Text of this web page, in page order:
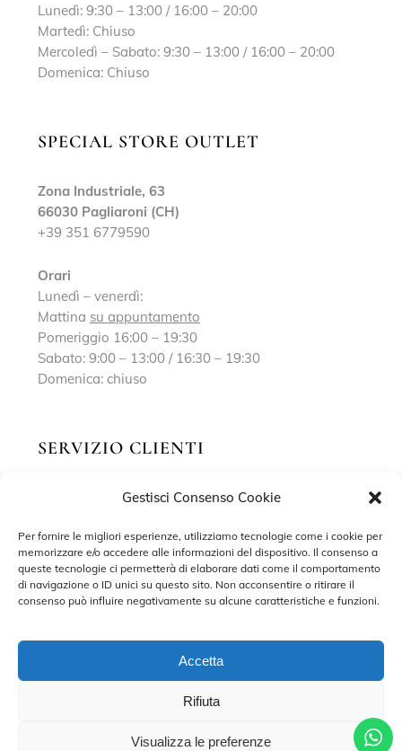
Gestisci Consenso Cookie
Per fornire le migliori esperienze, utilizziamo tecnologie come i cookie per
memorizzare e/o accedere alle informazioni del dispositivo. Il consenso a
queste tecnologie ci permetterà di elaborare dati come il comportamento
di navigazione o ID unici su questo sito. Non acconsentire o ritirare il
consenso può influire negativamente su alcune caratteristiche e funzioni.
Accetta
Rifiuta
Visualizza le preferenze
Lunedì: 9:30 – 13:00 / 16:00 – 20:00
Martedì: Chiuso
Mercoledì – Sabato: 9:30 – 13:00 / 16:00 – 20:00
Domenica: Chiuso
SPECIAL STORE OUTLET
Zona Industriale, 63
66030 Pagliaroni (CH)
+39 351 6779590
Orari
Lunedì – venerdì:
Mattina su appuntamento
Pomeriggio 16:00 – 19:30
Sabato: 9:00 – 13:00 / 16:30 – 19:30
Domenica: chiuso
SERVIZIO CLIENTI
Richiedi un appuntamento
Contatti
Privacy Policy
Cookie Policy
CONTRADA SANT’ONOFRIO, 58, 66034 LANCIANO (CH) P. IVA
02227590698 – DEVELOPED BY ADRIANO DI MATTEO